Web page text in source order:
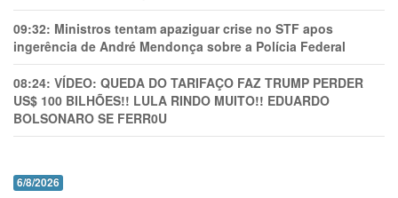
09:32: Ministros tentam apaziguar crise no STF apos
ingerência de André Mendonça sobre a Polícia Federal
08:24: VÍDEO: QUEDA DO TARIFAÇO FAZ TRUMP PERDER
US$ 100 BILHÕES!! LULA RINDO MUITO!! EDUARDO
BOLSONARO SE FERR0U
6/8/2026